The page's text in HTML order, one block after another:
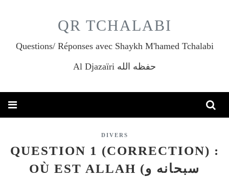
QR TCHALABI
Questions/ Réponses avec Shaykh M'hamed Tchalabi
Al Djazaïri حفظه الله
DIVERS
QUESTION 1 (CORRECTION) :
OÙ EST ALLAH (سبحانه و